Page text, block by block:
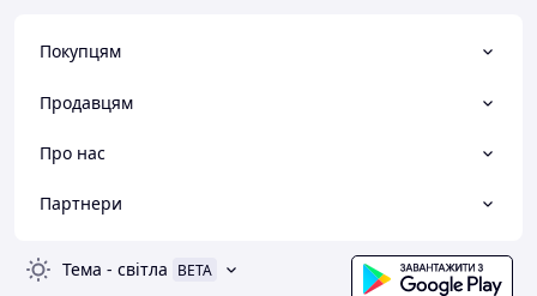
Покупцям
Продавцям
Про нас
Партнери
Тема - світла BETA